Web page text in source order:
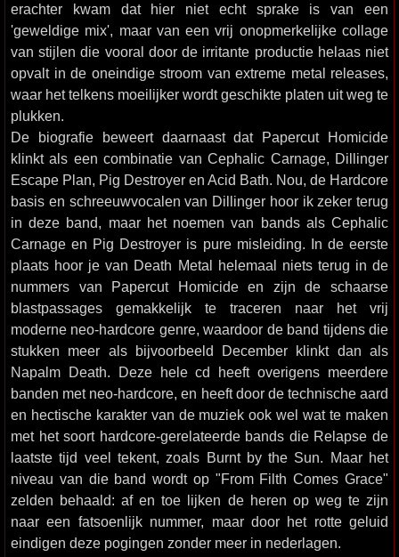
erachter kwam dat hier niet echt sprake is van een
'geweldige mix', maar van een vrij onopmerkelijke collage
van stijlen die vooral door de irritante productie helaas niet
opvalt in de oneindige stroom van extreme metal releases,
waar het telkens moeilijker wordt geschikte platen uit weg te
plukken.
De biografie beweert daarnaast dat Papercut Homicide
klinkt als een combinatie van Cephalic Carnage, Dillinger
Escape Plan, Pig Destroyer en Acid Bath. Nou, de Hardcore
basis en schreeuwvocalen van Dillinger hoor ik zeker terug
in deze band, maar het noemen van bands als Cephalic
Carnage en Pig Destroyer is pure misleiding. In de eerste
plaats hoor je van Death Metal helemaal niets terug in de
nummers van Papercut Homicide en zijn de schaarse
blastpassages gemakkelijk te traceren naar het vrij
moderne neo-hardcore genre, waardoor de band tijdens die
stukken meer als bijvoorbeeld December klinkt dan als
Napalm Death. Deze hele cd heeft overigens meerdere
banden met neo-hardcore, en heeft door de technische aard
en hectische karakter van de muziek ook wel wat te maken
met het soort hardcore-gerelateerde bands die Relapse de
laatste tijd veel tekent, zoals Burnt by the Sun. Maar het
niveau van die band wordt op "From Filth Comes Grace"
zelden behaald: af en toe lijken de heren op weg te zijn
naar een fatsoenlijk nummer, maar door het rotte geluid
eindigen deze pogingen zonder meer in nederlagen.